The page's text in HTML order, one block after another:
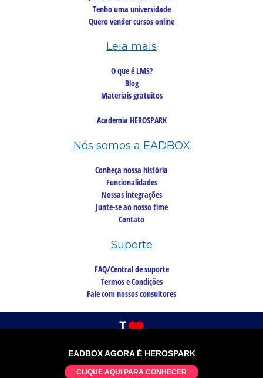
EADBOX AGORA É HEROSPARK
CLIQUE AQUI PARA CONHECER
Tenho uma universidade
Quero vender cursos online
Leia mais
O que é LMS?
Blog
Materiais gratuitos
Academia HEROSPARK
Nós somos a EADBOX
Conheça nossa história
Funcionalidades
Nossas integrações
Junte-se ao nosso time
Contato
Suporte
FAQ/Central de suporte
Termos e Condições
Fale com nossos consultores
©2026 Copyright, todos os direitos reservados